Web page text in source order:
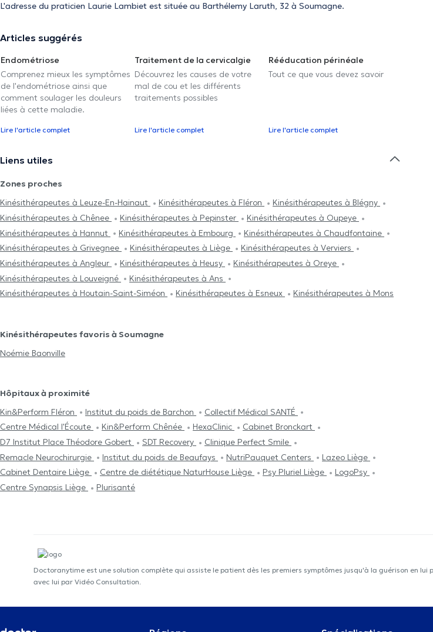
L'adresse du praticien Laurie Lambiet est située au Barthélemy Laruth, 32 à Soumagne.
Articles suggérés
Endométriose
Comprenez mieux les symptômes
de l'endométriose ainsi que
comment soulager les douleurs
liées à cette maladie.
Lire l'article complet
Traitement de la cervicalgie
Découvrez les causes de votre
mal de cou et les différents
traitements possibles
Lire l'article complet
Rééducation périnéale
Tout ce que vous devez savoir
Lire l'article complet
Liens utiles
Zones proches
Kinésithérapeutes à Leuze-En-Hainaut
Kinésithérapeutes à Fléron
Kinésithérapeutes à Blégny
Kinésithérapeutes à Chênee
Kinésithérapeutes à Pepinster
Kinésithérapeutes à Oupeye
Kinésithérapeutes à Hannut
Kinésithérapeutes à Embourg
Kinésithérapeutes à Chaudfontaine
Kinésithérapeutes à Grivegnee
Kinésithérapeutes à Liège
Kinésithérapeutes à Verviers
Kinésithérapeutes à Angleur
Kinésithérapeutes à Heusy
Kinésithérapeutes à Oreye
Kinésithérapeutes à Louveigné
Kinésithérapeutes à Ans
Kinésithérapeutes à Houtain-Saint-Siméon
Kinésithérapeutes à Esneux Kinésithérapeutes à Mons
Kinésithérapeutes favoris à Soumagne
Noémie Baonville
Hôpitaux à proximité
Kin&Perform Fléron
Institut du poids de Barchon
Collectif Médical SANTÉ
Centre Médical l'Écoute
Kin&Perform Chênée HexaClinic
Cabinet Bronckart
D7 Institut Place Théodore Gobert
SDT Recovery
Clinique Perfect Smile
Remacle Neurochirurgie
Institut du poids de Beaufays NutriPauquet Centers
Lazeo Liège
Cabinet Dentaire Liège
Centre de diététique NaturHouse Liège Psy Pluriel Liège
LogoPsy
Centre Synapsis Liège
Plurisanté
Doctoranytime est une solution complète qui assiste le patient dès les premiers symptômes jusqu'à la guérison en
avec lui par Vidéo Consultation.